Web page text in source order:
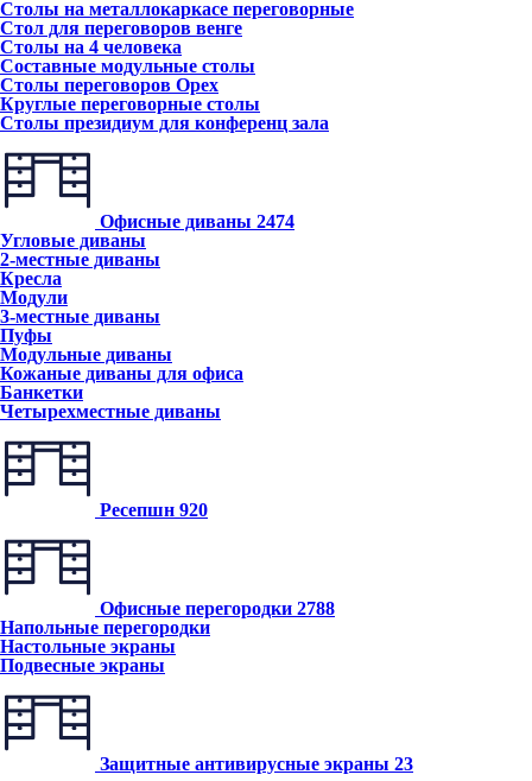
Столы на металлокаркасе переговорные
Стол для переговоров венге
Столы на 4 человека
Составные модульные столы
Столы переговоров Орех
Круглые переговорные столы
Столы президиум для конференц зала
Офисные диваны 2474
Угловые диваны
2-местные диваны
Кресла
Модули
3-местные диваны
Пуфы
Модульные диваны
Кожаные диваны для офиса
Банкетки
Четырехместные диваны
Ресепшн 920
Офисные перегородки 2788
Напольные перегородки
Настольные экраны
Подвесные экраны
Защитные антивирусные экраны 23